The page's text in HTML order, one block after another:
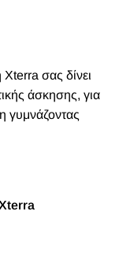
Xterra σας δίνει
άσκησης, για
γυμνάζοντας